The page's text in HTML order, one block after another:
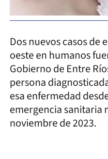
Dos nuevos casos de
oeste en humanos
Gobierno de Entre
persona
esa enfermedad
emergencia sanitaria
noviembre de 2023.